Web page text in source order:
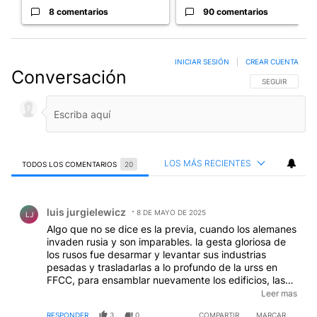
8 comentarios 90 comentarios
Conversación SIGA ESTA
SEGUIR
INICIAR SESIÓN CREAR CUENTA
TODOS LOS COMENTARIOS 20 LOS MÁS RECIENTES
LJ luis jurgielewicz 8 DE MAYO DE 2025
Algo que no se dice es la previa, cuando los alemanes
invaden rusia y son imparables. la gesta gloriosa de
los rusos fue desarmar y levantar sus industrias
pesadas y trasladarlas a lo profundo de la urss en
FFCC, para ensamblar nuevamente los edificios, las
maquinas, y buscar, sacar y fundir los minerales de
Leer mas
RESPONDER 3 0 COMPARTIR
MARCAR